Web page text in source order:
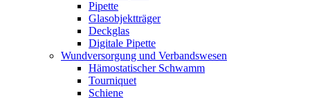
Pipette
Glasobjektträger
Deckglas
Digitale Pipette
Wundversorgung und Verbandswesen
Hämostatischer Schwamm
Tourniquet
Schiene